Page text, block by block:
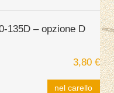
135D – opzione D
3,80 €
nel carello